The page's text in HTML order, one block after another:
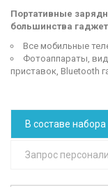
Портативные
большинства
Все мобильные
Фотоаппараты,
приставок, Bluetooth
В составе набора
Запрос